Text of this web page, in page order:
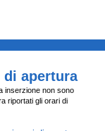
di apertura
inserzione non sono
riportati gli orari di